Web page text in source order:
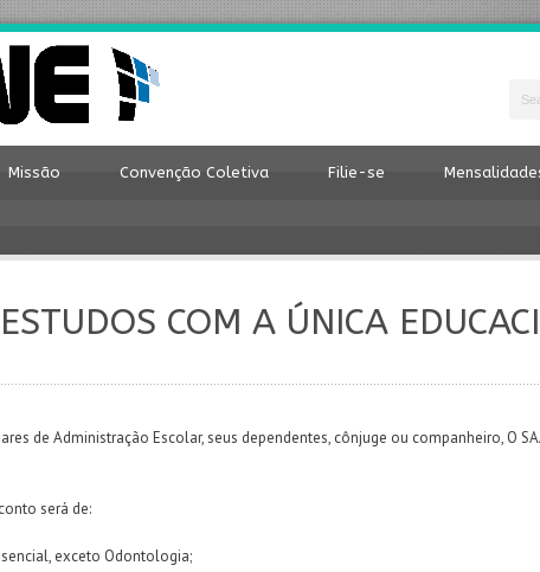
Missão Convenção Coletiva Filie-se
COM A ÚNICA
de Administração Escolar, seus dependentes, cônjuge ou companheiro, O
será de:
exceto Odontologia;